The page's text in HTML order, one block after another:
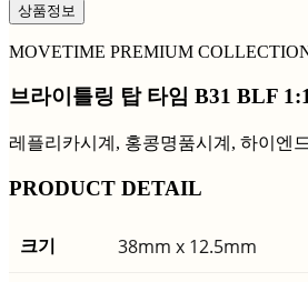
상품정보
MOVETIME PREMIUM
브라이틀링 탑 타임 B31 BLF
레플리카시계, 홍콩명품시계, 하이엔
PRODUCT DETAIL
크기 38mm x 12.5mm